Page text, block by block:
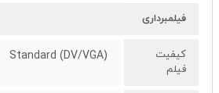
فیلمبرداری
کیفیت
فیلم
Standard (DV/VGA)